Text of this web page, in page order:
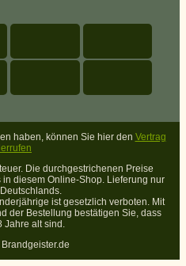
haben, können Sie hier den Vertrag
Die durchgestrichenen Preise
diesem Online-Shop. Lieferung nur
ist gesetzlich verboten. Mit
der Bestellung bestätigen Sie, dass
Jahre alt sind.
Brandgeister.de